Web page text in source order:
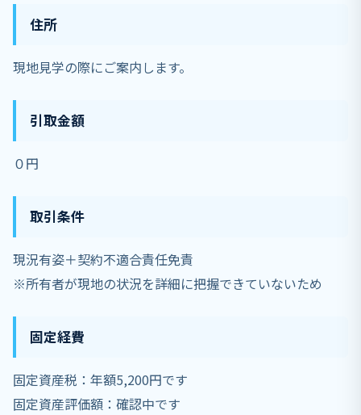
住所
現地見学の際にご案内します。
引取金額
０円
取引条件
現況有姿＋契約不適合責任免責
※所有者が現地の状況を詳細に把握できていないため
固定経費
固定資産税：年額5,200円です
固定資産評価額：確認中です